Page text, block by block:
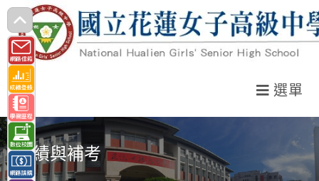
跳
轉
至
主
要
內
容
選單
成績與補考